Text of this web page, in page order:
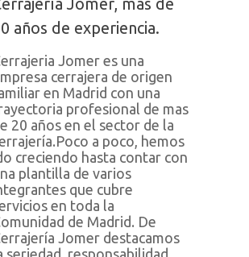
Jomer, más de
años de experiencia.
Jomer es una
cerrajera de origen
en Madrid con una
profesional de mas
20 años en el sector de la
a poco, hemos
creciendo hasta contar con
plantilla de varios
que cubre
en toda la
de Madrid. De
Jomer destacamos